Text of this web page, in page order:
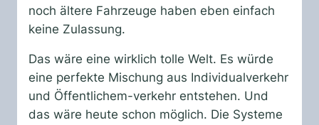
noch ältere Fahrzeuge haben eben einfach
keine Zulassung.
Das wäre eine wirklich tolle Welt. Es würde
eine perfekte Mischung aus Individualverkehr
und Öffentlichem-verkehr entstehen. Und
das wäre heute schon möglich. Die Systeme